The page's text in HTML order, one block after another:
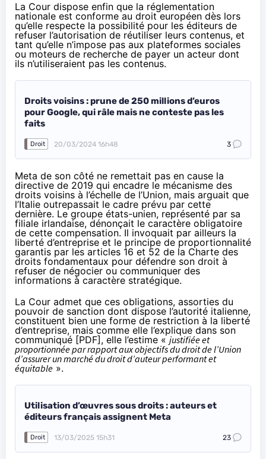
La Cour dispose enfin que la réglementation
nationale est conforme au droit européen dès lors
qu’elle respecte la possibilité pour les éditeurs de
refuser l’autorisation de réutiliser leurs contenus, et
tant qu’elle n’impose pas aux plateformes sociales
ou moteurs de recherche de payer un acteur dont
ils n’utiliseraient pas les contenus.
Droits voisins : prune de 250 millions d’euros
pour Google, qui râle mais ne conteste pas les
faits
Droit 20/03/2024 16h48 3
Meta de son côté ne remettait pas en cause la
directive de 2019 qui encadre le mécanisme des
droits voisins à l’échelle de l’Union, mais arguait que
l’Italie outrepassait le cadre prévu par cette
dernière. Le groupe états-unien, représenté par sa
filiale irlandaise, dénonçait le caractère obligatoire
de cette compensation. Il invoquait par ailleurs la
liberté d’entreprise et le principe de proportionnalité
garantis par les articles 16 et 52 de la Charte des
droits fondamentaux pour défendre son droit à
refuser de négocier ou communiquer des
informations à caractère stratégique.
La Cour admet que ces obligations, assorties du
pouvoir de sanction dont dispose l’autorité italienne,
constituent bien une forme de restriction à la liberté
d’entreprise, mais comme elle l’explique dans son
communiqué [PDF], elle l’estime « justifiée et
proportionnée par rapport aux objectifs du droit de l’Union
d’assurer un marché du droit d’auteur performant et
équitable ».
Utilisation d’œuvres sous droits : auteurs et
éditeurs français assignent Meta
Droit 13/03/2025 15h31 23